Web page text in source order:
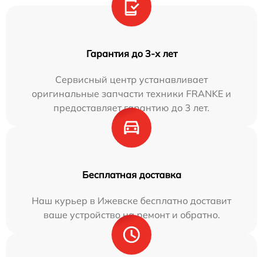
Гарантия до 3-х лет
Сервисный центр устанавливает
оригинальные запчасти техники FRANKE и
предоставляет гарантию до 3 лет.
Бесплатная доставка
Наш курьер в Ижевске бесплатно доставит
ваше устройство на ремонт и обратно.